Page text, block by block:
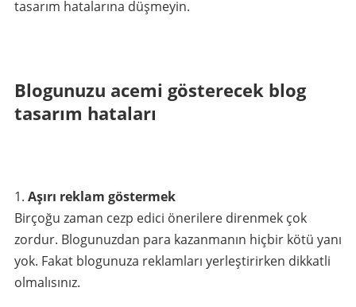
tasarım hatalarına düşmeyin.
Blogunuzu acemi gösterecek blog
tasarım hataları
Aşırı reklam göstermek
Birçoğu zaman cezp edici önerilere direnmek çok
zordur. Blogunuzdan para kazanmanın hiçbir kötü yanı
yok. Fakat blogunuza reklamları yerleştirirken dikkatli
olmalısınız.